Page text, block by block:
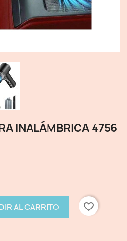
INALÁMBRICA 4756
AL CARRITO
favorite_border